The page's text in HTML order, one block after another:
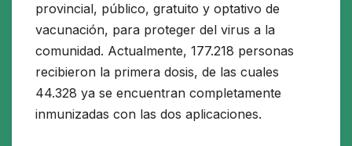
provincial, público, gratuito y optativo de
vacunación, para proteger del virus a la
comunidad. Actualmente, 177.218 personas
recibieron la primera dosis, de las cuales
44.328 ya se encuentran completamente
inmunizadas con las dos aplicaciones.